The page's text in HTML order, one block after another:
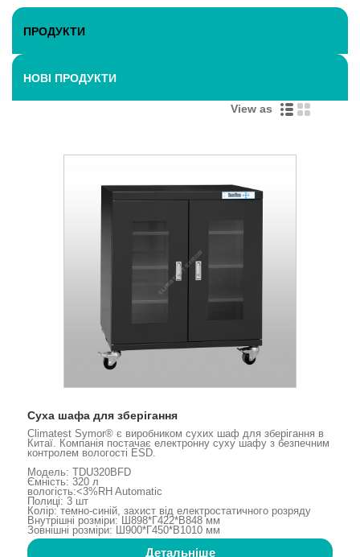
ПРОДУКТИ
НОВІ ПРОДУКТИ
View as
Суха шафа для зберігання
Climatest Symor® є виробником сухих шаф для зберігання в
Китаї. Компанія постачає електронну суху шафу з безпечним
контролем вологості ESD.
Модель: TDU320BFD
Ємність: 320 л
вологість:<3%RH Automatic
Полиці: 3 шт
Колір: темно-синій, захист від електростатичного розряду
Внутрішні розміри: Ш898*Г422*В848 мм
Зовнішні розміри: Ш900*Г450*В1010 мм
Детальніше